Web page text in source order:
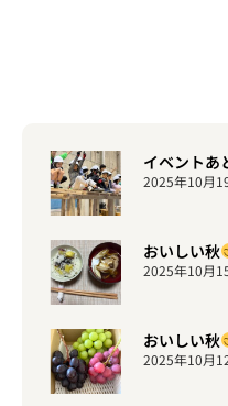
イベントあ
2025年10月
おいしい秋
2025年10月
おいしい秋
2025年10月